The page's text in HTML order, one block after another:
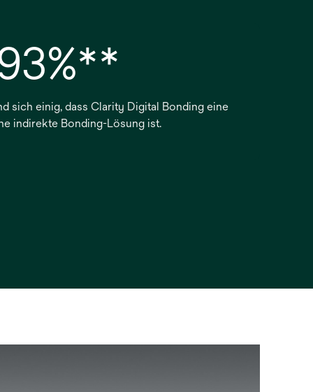
sich einig, dass Clarity Digital Bonding eine
indirekte Bonding-Lösung ist.